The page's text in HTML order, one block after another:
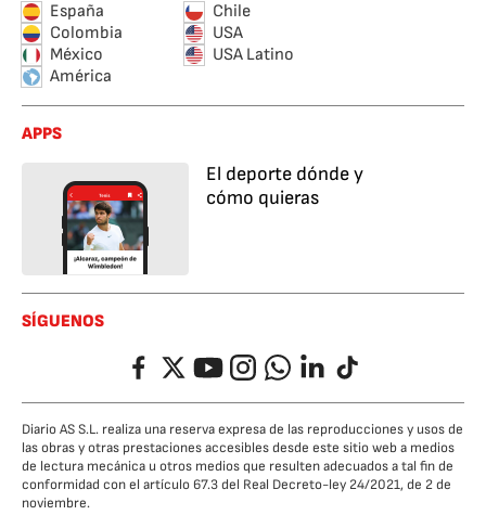
España
Chile
Colombia
USA
México
USA Latino
América
APPS
El deporte dónde y
cómo quieras
SÍGUENOS
FacebookTwitterYouTubeInstagramWhatsappLinkedIn
TikTok
Diario AS S.L. realiza una reserva expresa de las reproducciones y usos de
las obras y otras prestaciones accesibles desde este sitio web a medios
de lectura mecánica u otros medios que resulten adecuados a tal fin de
conformidad con el artículo 67.3 del Real Decreto-ley 24/2021, de 2 de
noviembre.